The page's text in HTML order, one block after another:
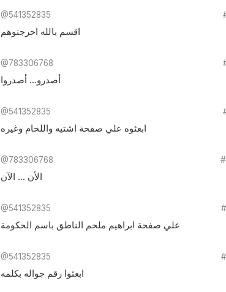
@541352835
اقسم بالله احرجتوهم
@783306768
أصدرو... أصدروا
@541352835
ابعثوه علي صفحة اشتيه واللحام وغيره
@783306768
الأن ... الآن
@541352835
علي صفحة ابراهيم ملحم الناطق باسم الحكومة
@541352835
ابعثوا رقم جواله بكلمه